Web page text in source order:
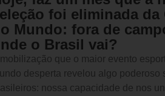
foi eliminada da
Mundo: fora de
o Brasil vai?
que o maior evento
desperta revelou algo poderoso
nossa capacidade de nos